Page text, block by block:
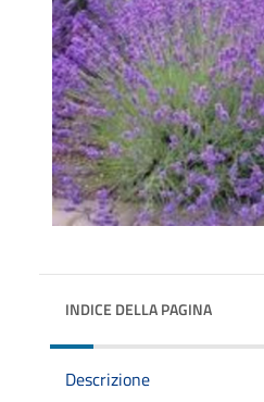
INDICE DELLA PAGINA
Descrizione